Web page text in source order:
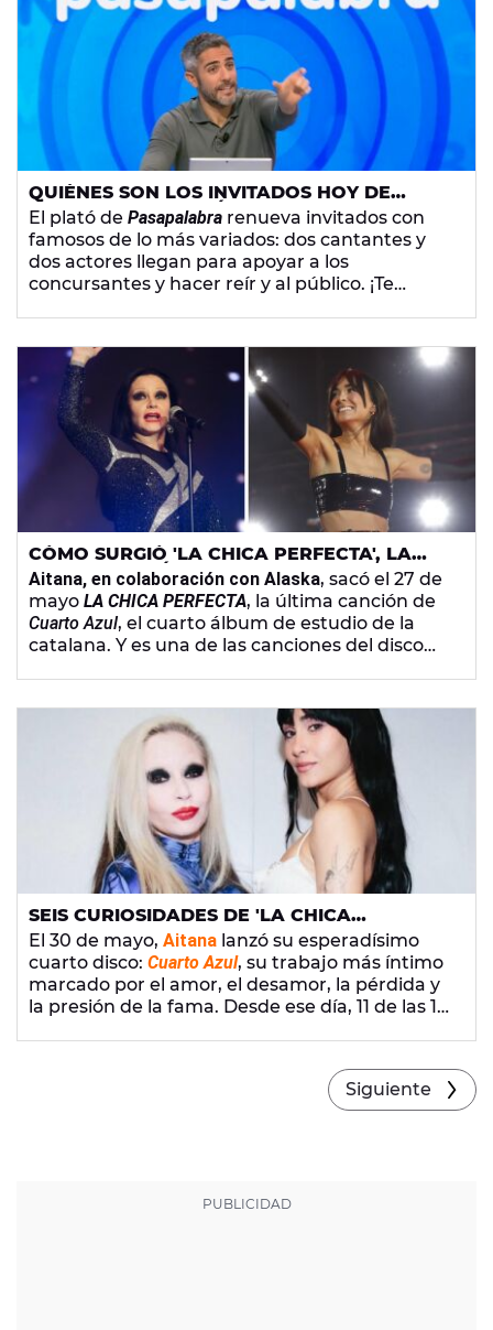
QUIÉNES SON LOS INVITADOS HOY DE
'PASAPALABRA': ASÍ SON MARIO
VAQUERIZO, ALASKA, JORGE SANZ Y LUISA
MARTÍN
El plató de Pasapalabra renueva invitados con
famosos de lo más variados: dos cantantes y
dos actores llegan para apoyar a los
concursantes y hacer reír y al público. ¡Te
CÓMO SURGIÓ 'LA CHICA PERFECTA', LA
COLABORACIÓN DE AITANA CON ALASKA
QUE PODRÍAN CANTAR JUNTAS EN EL
METROPOLITANO
Aitana, en colaboración con Alaska, sacó el 27 de
mayo LA CHICA PERFECTA, la última canción de
Cuarto Azul, el cuarto álbum de estudio de la
catalana. Y es una de las canciones del disco
SEIS CURIOSIDADES DE 'LA CHICA
PERFECTA' DE AITANA: EL CONCIERTO EN
EL QUE SE 'ENAMORÓ' DE ALASKA Y EL
HOMENAJE A PEDRO ALMODÓVAR
El 30 de mayo, Aitana lanzó su esperadísimo
cuarto disco: Cuarto Azul, su trabajo más íntimo
marcado por el amor, el desamor, la pérdida y
la presión de la fama. Desde ese día, 11 de las 19
es una de las más especiales, junto
Siguiente